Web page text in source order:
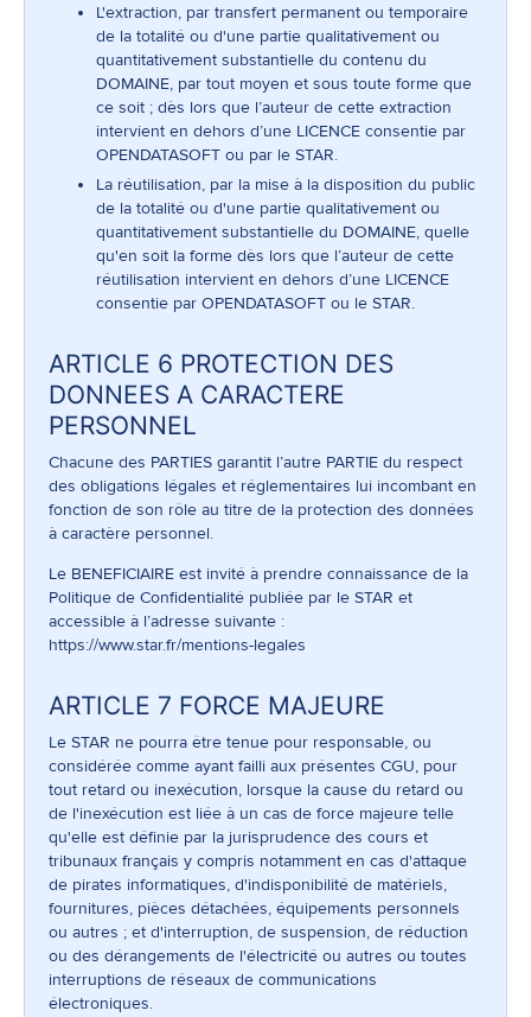
L'extraction, par transfert permanent ou temporaire
de la totalité ou d'une partie qualitativement ou
quantitativement substantielle du contenu du
DOMAINE, par tout moyen et sous toute forme que
ce soit ; dès lors que l’auteur de cette extraction
intervient en dehors d’une LICENCE consentie par
OPENDATASOFT ou par le STAR.
La réutilisation, par la mise à la disposition du public
de la totalité ou d'une partie qualitativement ou
quantitativement substantielle du DOMAINE, quelle
qu'en soit la forme dès lors que l’auteur de cette
réutilisation intervient en dehors d’une LICENCE
consentie par OPENDATASOFT ou le STAR.
ARTICLE 6 PROTECTION DES
DONNEES A CARACTERE
PERSONNEL
Chacune des PARTIES garantit l’autre PARTIE du respect
des obligations légales et réglementaires lui incombant en
fonction de son rôle au titre de la protection des données
à caractère personnel.
Le BENEFICIAIRE est invité à prendre connaissance de la
Politique de Confidentialité publiée par le STAR et
accessible à l’adresse suivante :
https://www.star.fr/mentions-legales
ARTICLE 7 FORCE MAJEURE
Le STAR ne pourra être tenue pour responsable, ou
considérée comme ayant failli aux présentes CGU, pour
tout retard ou inexécution, lorsque la cause du retard ou
de l'inexécution est liée à un cas de force majeure telle
qu'elle est définie par la jurisprudence des cours et
tribunaux français y compris notamment en cas d'attaque
de pirates informatiques, d'indisponibilité de matériels,
fournitures, pièces détachées, équipements personnels
ou autres ; et d'interruption, de suspension, de réduction
ou des dérangements de l'électricité ou autres ou toutes
interruptions de réseaux de communications
électroniques.